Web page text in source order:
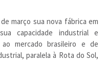
março sua nova fábrica em
capacidade industrial e
mercado brasileiro e de
paralela à Rota do Sol,